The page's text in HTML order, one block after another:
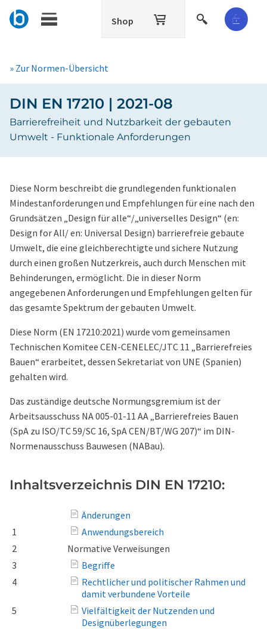
Shop
» Zur Normen-Übersicht
DIN EN 17210 | 2021-08
Barrierefreiheit und Nutzbarkeit der gebauten
Umwelt - Funktionale Anforderungen
Diese Norm beschreibt die grundlegenden funktionalen
Mindestanforderungen und Empfehlungen für eine nach den
Grundsätzen „Design für alle“/„universelles Design“ (en:
Design for All/ en: Universal Design) barrierefreie gebaute
Umwelt, die eine gleichberechtigte und sichere Nutzung
durch einen großen Nutzerkreis, auch durch Menschen mit
Behinderungen, ermöglicht. Die in dieser Norm
angegebenen Anforderungen und Empfehlungen gelten für
das gesamte Spektrum der gebauten Umwelt.
Diese Norm (EN 17210:2021) wurde vom gemeinsamen
Technischen Komitee CEN-CENELEC/JTC 11 „Barrierefreies
Bauen“ erarbeitet, dessen Sekretariat von UNE (Spanien)
gehalten wird.
Das zuständige deutsche Normungsgremium ist der
Arbeitsausschuss NA 005-01-11 AA „Barrierefreies Bauen
(SpA zu ISO/TC 59/SC 16, SpA CEN/BT/WG 207)“ im DIN-
Normenausschuss Bauwesen (NABau).
Inhaltsverzeichnis DIN EN 17210:
Änderungen
1
Anwendungsbereich
2
Normative Verweisungen
3
Begriffe
4
Rechtlicher und politischer Rahmen und
damit verbundene Vorteile
5
Vielfältigkeit der Nutzenden und
Designüberlegungen